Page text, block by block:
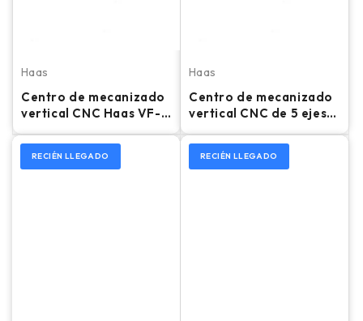
Haas
Centro de mecanizado
vertical CNC Haas VF-
5.º eje, 2022
Haas
Centro de mecanizado
vertical CNC de 5 ejes
RECIÉN LLEGADO RECIÉN LLEGADO